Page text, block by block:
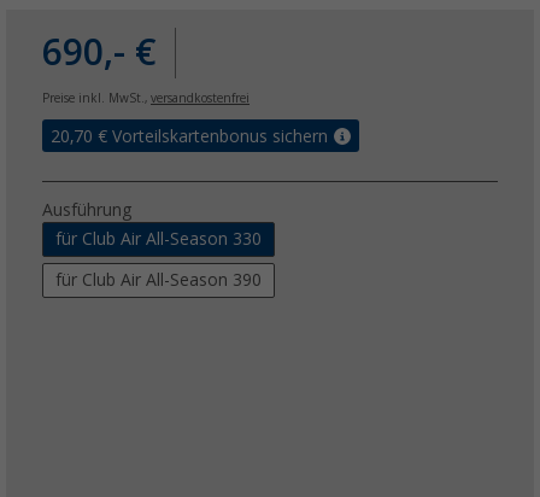
690,- €
Preise inkl. MwSt., versandkostenfrei
20,70 € Vorteilskartenbonus sichern
Ausführung
für Club Air All-Season 330
für Club Air All-Season 390